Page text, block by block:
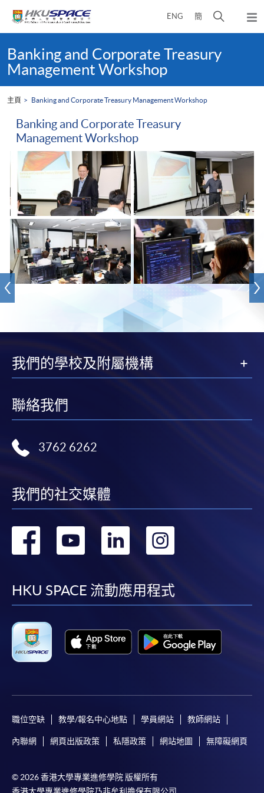
ENG 簡
開
面
彈
出
content
startBanking and Corporate Treasury
Management Workshop
主頁 Banking and Corporate Treasury Management Workshop
Banking and Corporate Treasury
Management Workshop
我們的學校及附屬機構
聯絡我們
3762 6262
我們的社交媒體
轉
facebook
轉
youtube
轉
linkedin
轉
HKU SPACE 流動應用程式
職位空缺 教學/報名中心地點 學員網站 教師網站
內聯網 網頁出版政策 私隱政策 網站地圖 無障礙網頁
© 2026 香港大學專業進修學院 版權所有